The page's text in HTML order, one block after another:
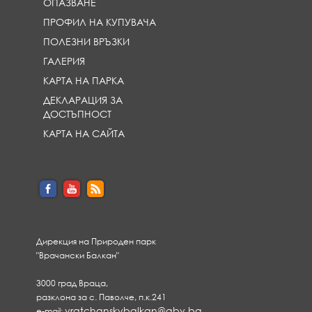
ПРОФИЛ НА КУПУВАЧА
ПОЛЕЗНИ ВРЪЗКИ
ГАЛЕРИЯ
КАРТА НА ПАРКА
ДЕКЛАРАЦИЯ ЗА
ДОСТЪПНОСТ
КАРТА НА САЙТА
Дирекция на Природен парк
"Врачански Балкан"
3000 град Враца,
разклона за с. Паволче, п.к.241